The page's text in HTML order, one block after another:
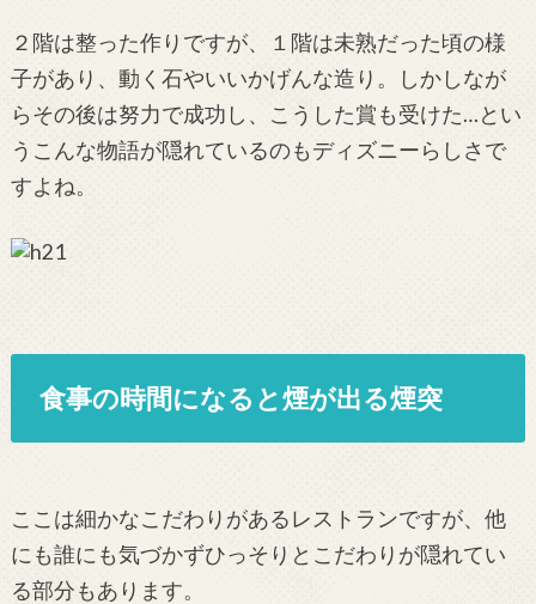
２階は整った作りですが、１階は未熟だった頃の様
子があり、動く石やいいかげんな造り。しかしなが
らその後は努力で成功し、こうした賞も受けた…とい
うこんな物語が隠れているのもディズニーらしさで
すよね。
食事の時間になると煙が出る煙突
ここは細かなこだわりがあるレストランですが、他
にも誰にも気づかずひっそりとこだわりが隠れてい
る部分もあります。